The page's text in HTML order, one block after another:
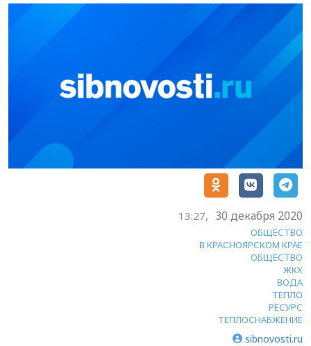
13:27, 30 декабря 2020
ОБЩЕСТВО
В КРАСНОЯРСКОМ КРАЕ
ОБЩЕСТВО
ЖКХ
ВОДА
ТЕПЛО
РЕСУРС
ТЕПЛОСНАБЖЕНИЕ
sibnovosti.ru